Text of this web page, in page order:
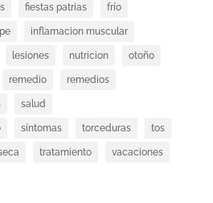
fiestas patrias frío
inflamacion muscular
lesiones nutricion otoño
remedio remedios
salud
síntomas torceduras tos
tratamiento vacaciones